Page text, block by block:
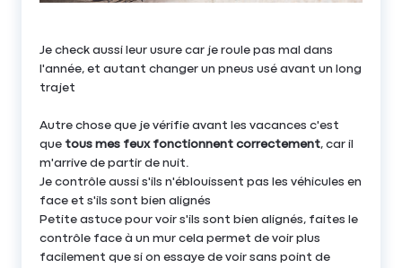
Je check aussi leur usure car je roule pas mal dans
l'année, et autant changer un pneus usé avant un long
trajet
Autre chose que je vérifie avant les vacances c'est
que tous mes feux fonctionnent correctement, car il
m'arrive de partir de nuit.
Je contrôle aussi s'ils n'éblouissent pas les véhicules en
face et s'ils sont bien alignés
Petite astuce pour voir s'ils sont bien alignés, faites le
contrôle face à un mur cela permet de voir plus
facilement que si on essaye de voir sans point de